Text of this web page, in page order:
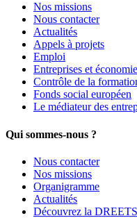
Nos missions
Nous contacter
Actualités
Appels à projets
Emploi
Entreprises et économie
Contrôle de la
Fonds social européen
Le médiateur des
Qui sommes-nous ?
Nous contacter
Nos missions
Organigramme
Actualités
Découvrez la